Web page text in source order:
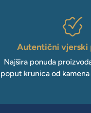
Autentični vjerski
Najšira ponuda
poput krunica od kamena